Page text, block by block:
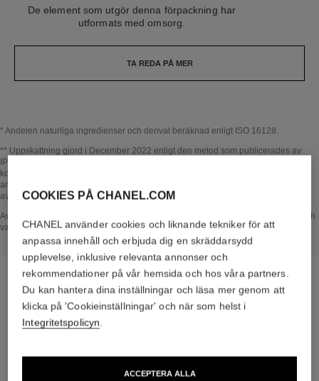
De element som utgör denna förpackning har
utformats med omsorg.
TA REDA PÅ MER
* Andelen naturliga ingredienser och derivat beräknad enligt ISO 16128.
Tillbaka till titel↩
** Uppskattning gjord i December 2022 enligt den metod som publicerades av
IPCC 2013 och ISO 14067-standarden. Analysens omfattning: tillverkning av
kosmetiska ingredienser och förpackningskomponenter, produktion, distribution,
användning av produkten (om det är relevant för produkten) och slutanvändning
av förpackningen. Metodik kontrollerad av Bureau Veritas.
Tillbaka till titel↩
Avsnittet I HJÄRTAT AV PRODUKTEN bygger på information som samlades in och
validerades i december 2022.
den specifika rutinen
COOKIES PÅ CHANEL.COM
CHANEL använder cookies och liknande tekniker för att
anpassa innehåll och erbjuda dig en skräddarsydd
upplevelse, inklusive relevanta annonser och
rekommendationer på vår hemsida och hos våra partners.
Du kan hantera dina inställningar och läsa mer genom att
klicka på 'Cookieinställningar' och när som helst i
Integritetspolicyn.
ACCEPTERA ALLA